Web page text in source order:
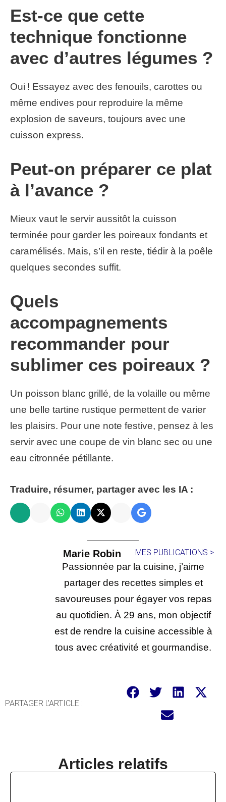
Est-ce que cette
technique fonctionne
avec d’autres légumes ?
Oui ! Essayez avec des fenouils, carottes ou
même endives pour reproduire la même
explosion de saveurs, toujours avec une
cuisson express.
Peut-on préparer ce plat
à l’avance ?
Mieux vaut le servir aussitôt la cuisson
terminée pour garder les poireaux fondants et
caramélisés. Mais, s’il en reste, tiédir à la poêle
quelques secondes suffit.
Quels
accompagnements
recommander pour
sublimer ces poireaux ?
Un poisson blanc grillé, de la volaille ou même
une belle tartine rustique permettent de varier
les plaisirs. Pour une note festive, pensez à les
servir avec une coupe de vin blanc sec ou une
eau citronnée pétillante.
Traduire, résumer, partager avec les IA :
Marie Robin MES PUBLICATIONS >
Passionnée par la cuisine, j’aime
partager des recettes simples et
savoureuses pour égayer vos repas
au quotidien. À 29 ans, mon objectif
est de rendre la cuisine accessible à
tous avec créativité et gourmandise.
PARTAGER L'ARTICLE :
Articles relatifs